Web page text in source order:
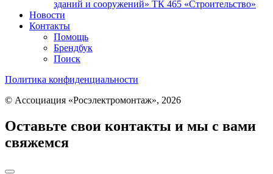
зданий и сооружений» ТК 465 «Строительство»
Новости
Контакты
Помощь
Брендбук
Поиск
Политика конфиденциальности
© Ассоциация «Росэлектромонтаж», 2026
Оставьте свои контакты и мы с вами
свяжемся